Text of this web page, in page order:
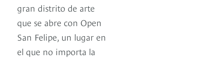
gran distrito de arte
que se abre con Open
San Felipe, un lugar en
el que no importa la